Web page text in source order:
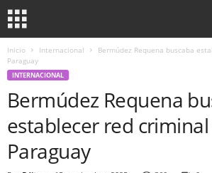
Inicio Internacional
Bermúdez Requena buscaba
Paraguay
INTERNACIONAL
Bermúdez Requena
establecer red
Paraguay